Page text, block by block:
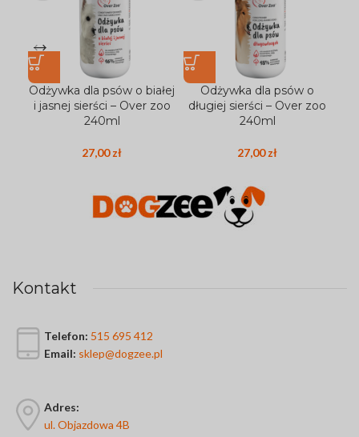
Odżywka dla psów o białej
i jasnej sierści – Over zoo
240ml
27,00zł
Odżywka dla psów o
długiej sierści – Over zoo
240ml
27,00zł
Kontakt
Telefon: 515 695 412
Email: sklep@dogzee.pl
Adres:
ul. Objazdowa 4B